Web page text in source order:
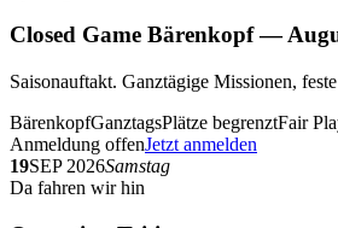
Closed Game Bärenkopf —
Saisonauftakt. Ganztägige Missionen,
BärenkopfGanztagsPlätze begrenztFair
Anmeldung offenJetzt anmelden
19SEP 2026Samstag
Da fahren wir hin